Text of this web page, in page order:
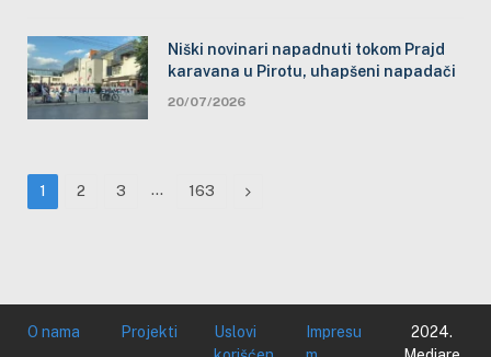
Niški novinari napadnuti tokom Prajd
karavana u Pirotu, uhapšeni napadači
20/07/2026
1 2 3 … 163 Next
O nama Projekti
Uslovi
Impresu
2024.